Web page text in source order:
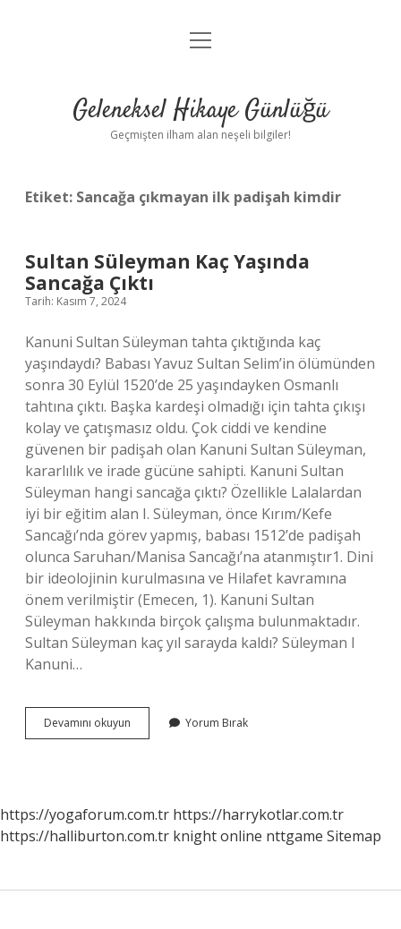
Anasayfa
Yasal Uyarı
menüyü
Geleneksel Hikaye Günlüğü
Geçmişten ilham alan neşeli bilgiler!
Etiket: Sancağa çıkmayan ilk padişah kimdir
Sultan Süleyman Kaç Yaşında
Sancağa Çıktı
Tarih: Kasım 7, 2024
Kanuni Sultan Süleyman tahta çıktığında kaç
yaşındaydı? Babası Yavuz Sultan Selim’in ölümünden
sonra 30 Eylül 1520’de 25 yaşındayken Osmanlı
tahtına çıktı. Başka kardeşi olmadığı için tahta çıkışı
kolay ve çatışmasız oldu. Çok ciddi ve kendine
güvenen bir padişah olan Kanuni Sultan Süleyman,
kararlılık ve irade gücüne sahipti. Kanuni Sultan
Süleyman hangi sancağa çıktı? Özellikle Lalalardan
iyi bir eğitim alan I. Süleyman, önce Kırım/Kefe
Sancağı’nda görev yapmış, babası 1512’de padişah
olunca Saruhan/Manisa Sancağı’na atanmıştır1. Dini
bir ideolojinin kurulmasına ve Hilafet kavramına
önem verilmiştir (Emecen, 1). Kanuni Sultan
Süleyman hakkında birçok çalışma bulunmaktadır.
Sultan Süleyman kaç yıl sarayda kaldı? Süleyman I
Kanuni…
Devamını okuyun
Süleyman
Yorum Bırak
https://yogaforum.com.tr https://harrykotlar.com.tr
https://halliburton.com.tr knight online nttgame Sitemap